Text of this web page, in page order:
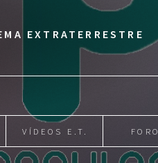
EXTRATERRESTRE
VÍDEOS E.T. FORO